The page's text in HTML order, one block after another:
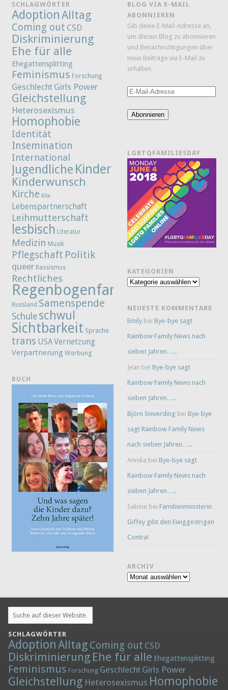
SCHLAGWÖRTER
AdoptionAlltag
Coming out CSD
Diskriminierung
Ehe für alle
Ehegattensplitting
Feminismus Forschung
Geschlecht Girls Power
Gleichstellung
Heterosexismus
Homophobie
Identität
Insemination
International
Jugendliche Kinder
Kinderwunsch
Kirche Kita
Lebenspartnerschaft
Leihmutterschaft
lesbisch Literatur
Medizin Musik
Pflegschaft Politik
queer Rassismus
Rechtliches
Regenbogenfamilie
Russland Samenspende
Schule schwul
Sichtbarkeit Sprache
trans USAVernetzung
Verpartnerung Werbung
BUCH
BLOG VIA E-MAIL
ABONNIEREN
Gib deine E-Mail-Adresse an,
um diesen Blog zu abonnieren
und Benachrichtigungen über
neue Beiträge via E-Mail zu
erhalten.
E-
Adresse
Abonnieren
LGBTQFAMILIESDAY
KATEGORIEN
Kategorien
NEUESTE KOMMENTARE
Emily bei Bye-bye sagt
Rainbow Family News nach
sieben Jahren…..
Jean bei Bye-bye sagt
Rainbow Family News nach
sieben Jahren…..
Björn Sieverding bei Bye-bye
sagt Rainbow Family News
nach sieben Jahren…..
Annika bei Bye-bye sagt
Rainbow Family News nach
sieben Jahren…..
Sabine bei Familienministerin
Giffey gibt den Ewiggestrigen
Contra!
ARCHIV
Archiv
SCHLAGWÖRTER
AdoptionAlltag Coming out CSD
Diskriminierung Ehe für alle Ehegattensplitting
Feminismus Forschung Geschlecht Girls Power
Gleichstellung Heterosexismus Homophobie